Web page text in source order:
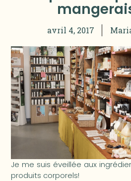
avril 4, 2017
Je me suis éveillée aux
produits corporels!